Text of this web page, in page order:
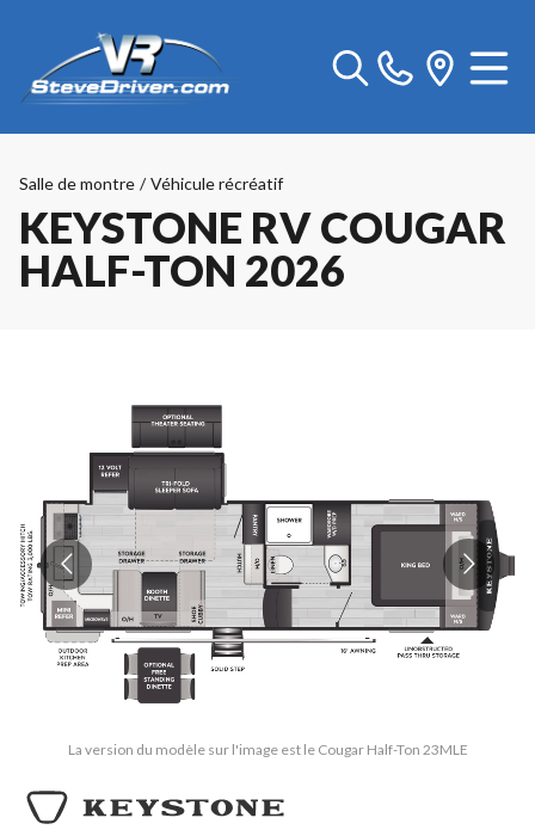
Salle de montre / Véhicule récréatif
KEYSTONE RV COUGAR
HALF-TON 2026
La version du modèle sur l'image est le Cougar Half-Ton 23MLE